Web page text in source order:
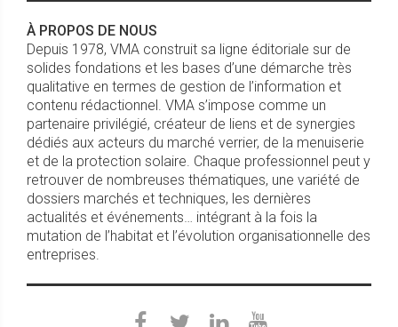
À PROPOS DE NOUS
Depuis 1978, VMA construit sa ligne éditoriale sur de
solides fondations et les bases d’une démarche très
qualitative en termes de gestion de l’information et
contenu rédactionnel. VMA s’impose comme un
partenaire privilégié, créateur de liens et de synergies
dédiés aux acteurs du marché verrier, de la menuiserie
et de la protection solaire. Chaque professionnel peut y
retrouver de nombreuses thématiques, une variété de
dossiers marchés et techniques, les dernières
actualités et événements… intégrant à la fois la
mutation de l’habitat et l’évolution organisationnelle des
entreprises.